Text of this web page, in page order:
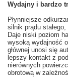
Wydajny i bardzo
Płynniejsze
silnik prądu stałego,
Daje niski poziom
wysoką wydajność
głównej unosi się
lepszy kontakt z
nierównych
obrotową w